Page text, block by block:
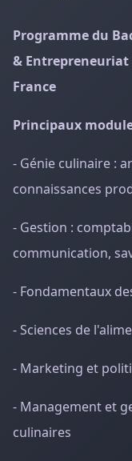
Programme du
&
France
Principaux
- Génie culinaire :
connaissances
- Gestion :
communication,
- Fondamentaux
- Sciences de
- Marketing et
- Management et
culinaires